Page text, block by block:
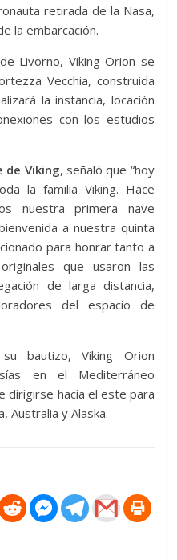
retirada de la Nasa,
la embarcación.
Livorno, Viking Orion se
Vecchia, construida
la instancia, locación
con los estudios
de Viking, señaló que “hoy
la familia Viking. Hace
nuestra primera nave
a nuestra quinta
para honrar tanto a
que usaron las
de larga distancia,
del espacio de
bautizo, Viking Orion
en el Mediterráneo
dirigirse hacia el este para
Australia y Alaska.